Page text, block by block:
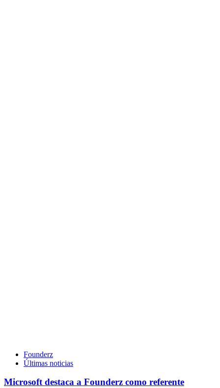
Founderz
Últimas noticias
Microsoft destaca a Founderz como referente